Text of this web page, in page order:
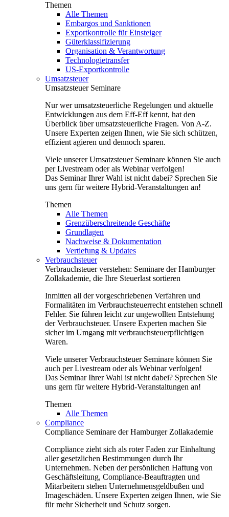
Themen
Alle Themen
Embargos und Sanktionen
Exportkontrolle für Einsteiger
Güterklassifizierung
Organisation & Verantwortung
Technologietransfer
US-Exportkontrolle
Umsatzsteuer
Umsatzsteuer Seminare
Nur wer umsatzsteuerliche Regelungen und aktuelle
Entwicklungen aus dem Eff-Eff kennt, hat den
Überblick über umsatzsteuerliche Fragen. Von A-Z.
Unsere Experten zeigen Ihnen, wie Sie sich schützen,
effizient agieren und dennoch sparen.
Viele unserer Umsatzsteuer Seminare können Sie auch
per Livestream oder als Webinar verfolgen!
Das Seminar Ihrer Wahl ist nicht dabei? Sprechen Sie
uns gern für weitere Hybrid-Veranstaltungen an!
Themen
Alle Themen
Grenzüberschreitende Geschäfte
Grundlagen
Nachweise & Dokumentation
Vertiefung & Updates
Verbrauchsteuer
Verbrauchsteuer verstehen: Seminare der Hamburger
Zollakademie, die Ihre Steuerlast sortieren
Inmitten all der vorgeschriebenen Verfahren und
Formalitäten im Verbrauchsteuerrecht entstehen schnell
Fehler. Sie führen leicht zur ungewollten Entstehung
der Verbrauchsteuer. Unsere Experten machen Sie
sicher im Umgang mit verbrauchsteuerpflichtigen
Waren.
Viele unserer Verbrauchsteuer Seminare können Sie
auch per Livestream oder als Webinar verfolgen!
Das Seminar Ihrer Wahl ist nicht dabei? Sprechen Sie
uns gern für weitere Hybrid-Veranstaltungen an!
Themen
Alle Themen
Compliance
Compliance Seminare der Hamburger Zollakademie
Compliance zieht sich als roter Faden zur Einhaltung
aller gesetzlichen Bestimmungen durch Ihr
Unternehmen. Neben der persönlichen Haftung von
Geschäftsleitung, Compliance-Beauftragten und
Mitarbeitern stehen Unternehmensgeldbußen und
Imageschäden. Unsere Experten zeigen Ihnen, wie Sie
für mehr Sicherheit und Schutz sorgen.